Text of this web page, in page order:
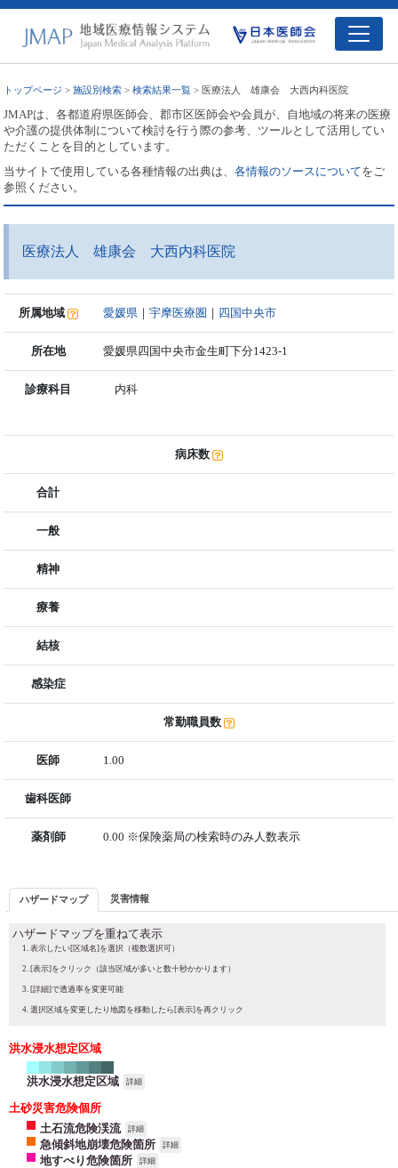
トップページ >施設別検索 >検索結果一覧 > 医療法人 雄康会 大西内科医院
JMAPは、各都道府県医師会、郡市区医師会や会員が、自地域の将来の医療
や介護の提供体制について検討を行う際の参考、ツールとして活用してい
ただくことを目的としています。
当サイトで使用している各種情報の出典は、各情報のソースについてをご
参照ください。
医療法人 雄康会 大西内科医院
所属地域 愛媛県 ｜宇摩医療圏 ｜ 四国中央市
所在地 愛媛県四国中央市金生町下分1423-1
診療科目 内科
病床数
合計
一般
精神
療養
結核
感染症
常勤職員数
医師 1.00
歯科医師
薬剤師 0.00 ※保険薬局の検索時のみ人数表示
ハザードマップ 災害情報
ハザードマップを重ねて表示
表示したい[区域名]を選択（複数選択可）
[表示]をクリック（該当区域が多いと数十秒かかります）
[詳細]で透過率を変更可能
選択区域を変更したり地図を移動したら[表示]を再クリック
洪水浸水想定区域
洪水浸水想定区域 詳細
土砂災害危険個所
土石流危険渓流
詳細
急傾斜地崩壊危険箇所 詳細
地すべり危険箇所 詳細